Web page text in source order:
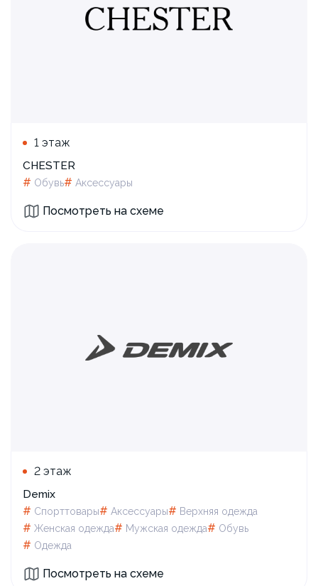
1 этаж
CHESTER
# Обувь# Аксессуары
Посмотреть на схеме
2 этаж
Demix
# Спорттовары# Аксессуары# Верхняя одежда
# Женская одежда# Мужская одежда# Обувь
# Одежда
Посмотреть на схеме